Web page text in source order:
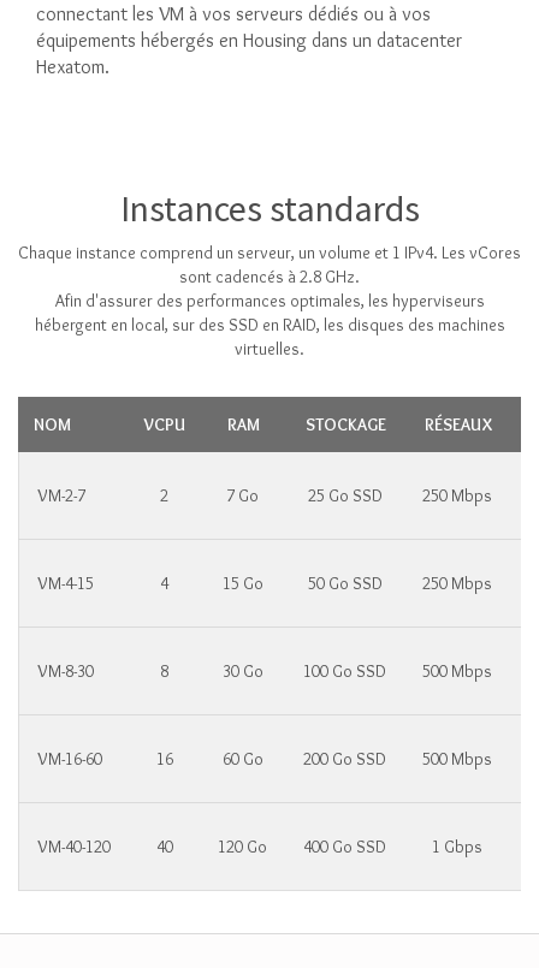
connectant les VM à vos serveurs dédiés ou à vos
équipements hébergés en Housing dans un datacenter
Hexatom.
Instances standards
Chaque instance comprend un serveur, un volume et 1 IPv4. Les vCores
sont cadencés à 2.8 GHz.
Afin d'assurer des performances optimales, les hyperviseurs
hébergent en local, sur des SSD en RAID, les disques des machines
virtuelles.
NOM VCPU RAM STOCKAGE RÉSEAUX
VM-2-7 2 7 Go 25 Go SSD 250 Mbps
VM-4-15 4 15 Go 50 Go SSD 250 Mbps
VM-8-30 8 30 Go 100 Go SSD 500 Mbps
VM-16-60 16 60 Go 200 Go SSD 500 Mbps
VM-40-120 40 120 Go 400 Go SSD 1 Gbps